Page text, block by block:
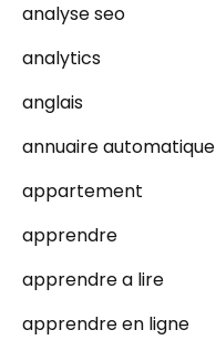
analyse seo
analytics
anglais
annuaire automatique
appartement
apprendre
apprendre a lire
apprendre en ligne